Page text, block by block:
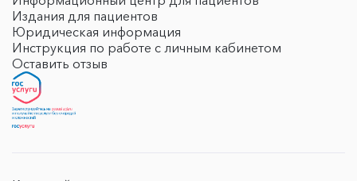
Издания для пациентов
Юридическая информация
Инструкция по работе с личным кабинетом
Оставить отзыв